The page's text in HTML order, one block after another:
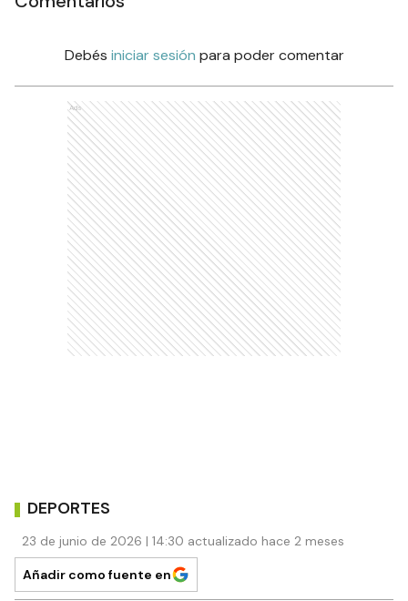
Debés iniciar sesión para poder comentar
Ads
DEPORTES
23 de junio de 2026 | 14:30 actualizado hace 2 meses
Añadir como fuente en